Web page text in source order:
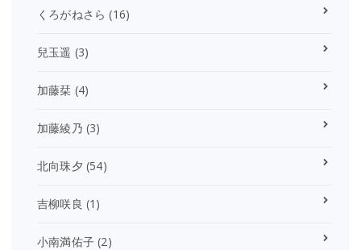
くろがねさら (16)
兒玉遥 (3)
加藤栞 (4)
加藤綾乃 (3)
北向珠夕 (54)
吉柳咲良 (1)
小南満佑子 (2)